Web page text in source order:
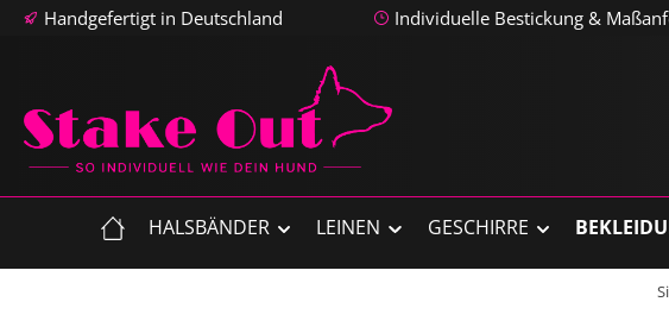
Hauptinhalt springen
Zur Suche springen
Zur Hauptnavigation springen
Handgefertigt in Deutschland Individuelle Bestickung &
HALSBÄNDER LEINEN GESCHIRRE